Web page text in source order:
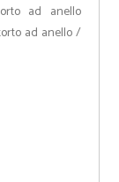
ad anello
ad anello /